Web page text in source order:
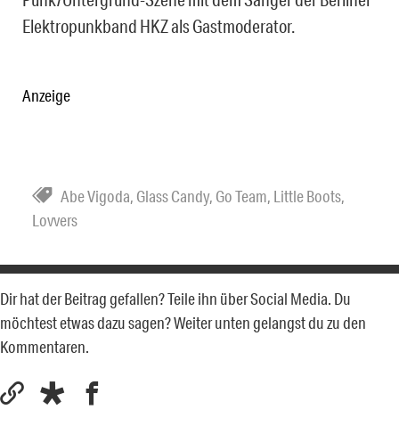
Elektropunkband HKZ als Gastmoderator.
Anzeige
Abe Vigoda, Glass Candy, Go Team, Little Boots,
Lovvers
Dir hat der Beitrag gefallen? Teile ihn über Social Media. Du
möchtest etwas dazu sagen? Weiter unten gelangst du zu den
Kommentaren.